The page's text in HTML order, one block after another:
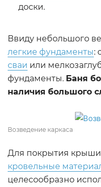
доски.
Ввиду небольшого
легкие фундаменты:
сваи или
фундаменты. Баня
наличия большого
Возведение каркаса
Для покрытия крыши
кровельные
целесообразно